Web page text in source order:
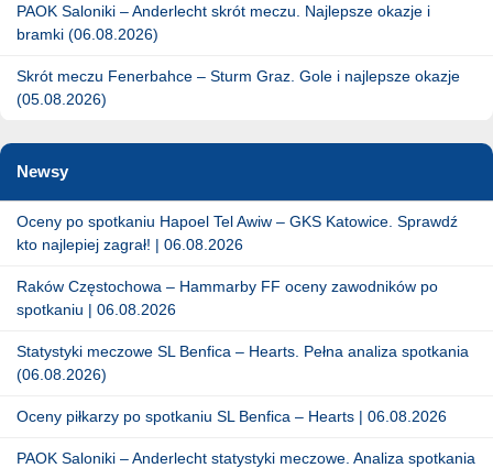
PAOK Saloniki – Anderlecht skrót meczu. Najlepsze okazje i
bramki (06.08.2026)
Skrót meczu Fenerbahce – Sturm Graz. Gole i najlepsze okazje
(05.08.2026)
Newsy
Oceny po spotkaniu Hapoel Tel Awiw – GKS Katowice. Sprawdź
kto najlepiej zagrał! | 06.08.2026
Raków Częstochowa – Hammarby FF oceny zawodników po
spotkaniu | 06.08.2026
Statystyki meczowe SL Benfica – Hearts. Pełna analiza spotkania
(06.08.2026)
Oceny piłkarzy po spotkaniu SL Benfica – Hearts | 06.08.2026
PAOK Saloniki – Anderlecht statystyki meczowe. Analiza spotkania